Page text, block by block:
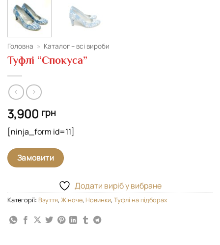
Головна » Каталог – всі вироби
Туфлі “Спокуса”
3,900 грн
[ninja_form id=11]
Замовити
Додати виріб у вибране
Категорії: Взуття, Жіноче, Новинки, Туфлі на підборах